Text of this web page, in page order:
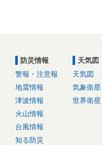
防災情報
警報・注意報
地震情報
津波情報
火山情報
台風情報
知る防災
天気図
天気図
気象衛星
世界衛星